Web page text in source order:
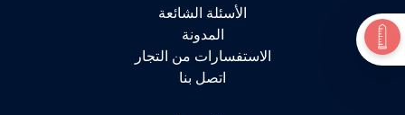
الأسئلة الشائعة
المدونة
الاستفسارات من التجار
اتصل بنا